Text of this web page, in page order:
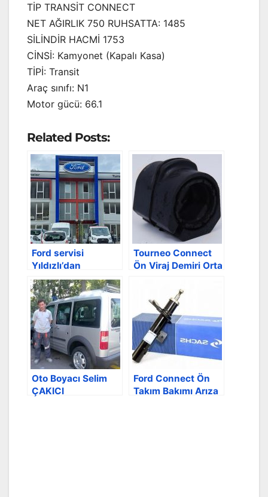
TİP TRANSİT CONNECT
NET AĞIRLIK 750 RUHSATTA: 1485
SİLİNDİR HACMİ 1753
CİNSİ: Kamyonet (Kapalı Kasa)
TİPİ: Transit
Araç sınıfı: N1
Motor gücü: 66.1
Related Posts:
Ford servisi
Yıldızlı’dan
Esiroğlu’na taşındı
Tourneo Connect
Ön Viraj Demiri Orta
Oto Boyacı Selim
ÇAKICI
Ford Connect Ön
Takım Bakımı Arıza